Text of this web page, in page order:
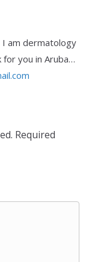
I am dermatology
for you in Aruba…
Required